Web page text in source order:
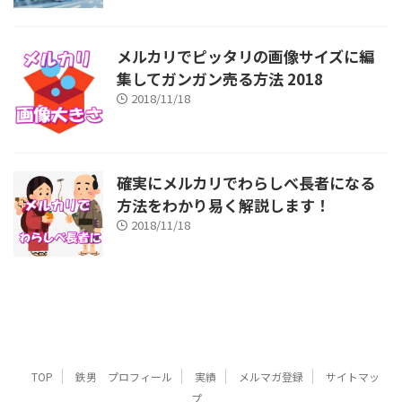
メルカリでピッタリの画像サイズに編
集してガンガン売る方法 2018
2018/11/18
確実にメルカリでわらしべ長者になる
方法をわかり易く解説します！
2018/11/18
TOP 鉄男 プロフィール 実績 メルマガ登録
サイトマッ
プ